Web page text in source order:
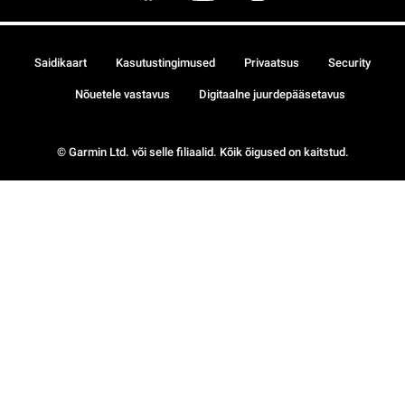
© Garmin Ltd. või selle filiaalid. Kõik õigused on kaitstud.
Saidikaart Kasutustingimused Privaatsus Security
Nõuetele vastavus Digitaalne juurdepääsetavus